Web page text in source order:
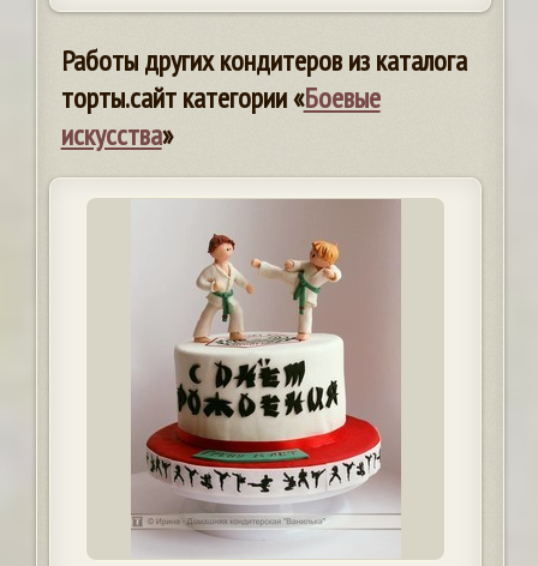
Работы других кондитеров из каталога
торты.сайт категории «Боевые
искусства»